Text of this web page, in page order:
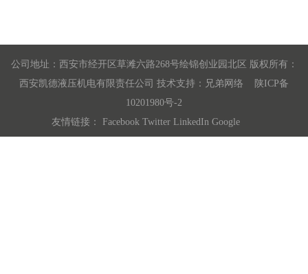
公司地址：西安市经开区草滩六路268号绘锦创业园北区 版权所有：
西安凯德液压机电有限责任公司 技术支持： 兄弟网络
陕ICP备
10201980号-2
友情链接： Facebook Twitter LinkedIn Google